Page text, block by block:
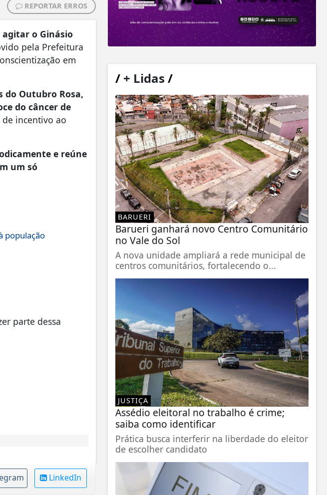
REPORTAR ERROS
agitar o Ginásio
pela Prefeitura
em
do Outubro Rosa,
do câncer de
incentivo ao
e reúne
um só
população
parte dessa
LinkedIn
/+ Lidas /
BARUERI
Barueri ganhará novo Centro Comunitário
no Vale do Sol
A nova unidade ampliará a rede municipal de
centros comunitários, fortalecendo o...
JUSTIÇA
Assédio eleitoral no trabalho é crime;
saiba como identificar
Prática busca interferir na liberdade do eleitor
de escolher candidato